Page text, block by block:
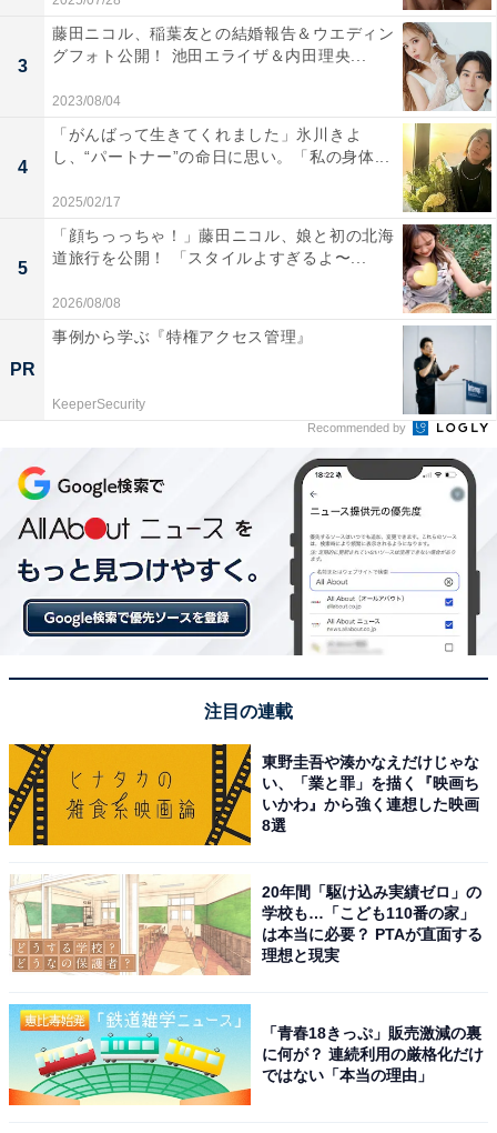
3
藤田ニコル、稲葉友との結婚報告＆ウエディン
グフォト公開！ 池田エライザ＆内田理央...
2023/08/04
4
「がんばって生きてくれました」氷川きよ
し、“パートナー”の命日に思い。「私の身体...
2025/02/17
5
「顔ちっっちゃ！」藤田ニコル、娘と初の北海
道旅行を公開！ 「スタイルよすぎるよ〜...
2026/08/08
PR
事例から学ぶ『特権アクセス管理』
KeeperSecurity
Recommended by
注目の連載
東野圭吾や湊かなえだけじゃな
い、「業と罪」を描く『映画ち
いかわ』から強く連想した映画
8選
20年間「駆け込み実績ゼロ」の
学校も…「こども110番の家」
は本当に必要？ PTAが直面する
理想と現実
「青春18きっぷ」販売激減の裏
に何が？ 連続利用の厳格化だけ
ではない「本当の理由」